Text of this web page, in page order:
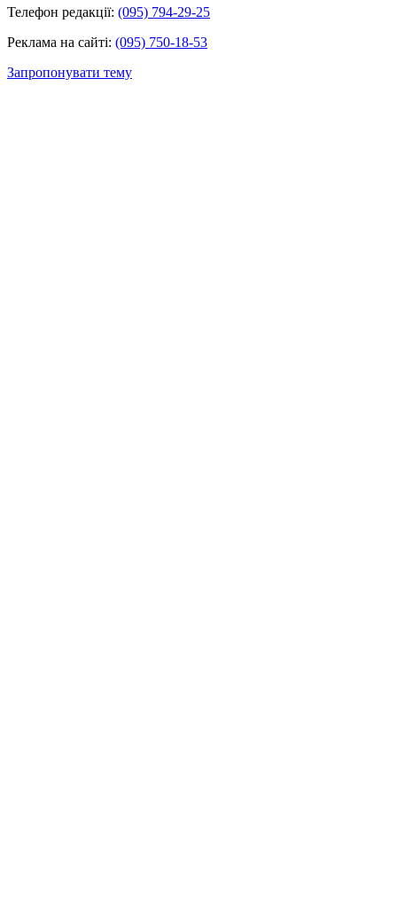
Телефон редакції: (095) 794-29-25
Реклама на сайті: (095) 750-18-53
Запропонувати тему